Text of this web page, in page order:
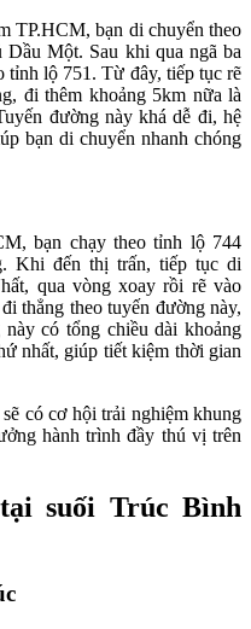
TP.HCM, bạn di chuyển theo
Một. Sau khi qua ngã ba
tỉnh lộ 751. Từ đây, tiếp tục rẽ
đi thêm khoảng 5km nữa là
đường này khá dễ đi, hệ
bạn di chuyển nhanh chóng
bạn chạy theo tỉnh lộ 744
Khi đến thị trấn, tiếp tục di
qua vòng xoay rồi rẽ vào
thẳng theo tuyến đường này,
có tổng chiều dài khoảng
nhất, giúp tiết kiệm thời gian
có cơ hội trải nghiệm khung
hành trình đầy thú vị trên
suối Trúc Bình